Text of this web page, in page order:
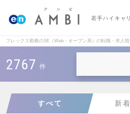
若手ハイキャ
フレックス勤務のSE（Web・オープン系）の転職・求人情
2767 件
すべて 新